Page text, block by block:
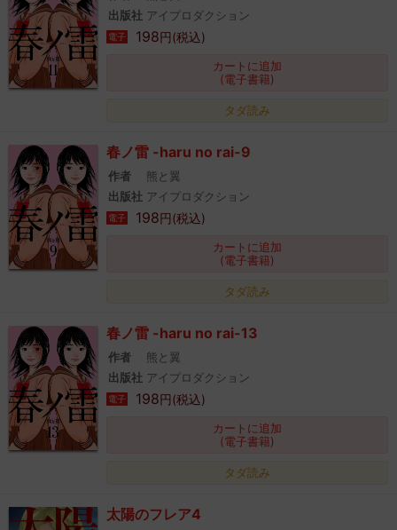
出版社 アイプロダクション
電子 198円(税込)
カートに追加
(電子書籍)
タダ読み
春ノ雷 -haru no rai-9
作者
熊と翼
出版社 アイプロダクション
電子 198円(税込)
カートに追加
(電子書籍)
タダ読み
春ノ雷 -haru no rai-13
作者
熊と翼
出版社 アイプロダクション
電子 198円(税込)
カートに追加
(電子書籍)
タダ読み
太陽のフレア4